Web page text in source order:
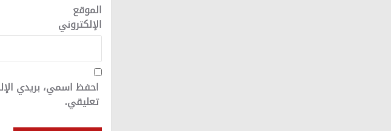
الموقع
الإلكتروني
احفظ اسمي، بريدي
تعليقي.